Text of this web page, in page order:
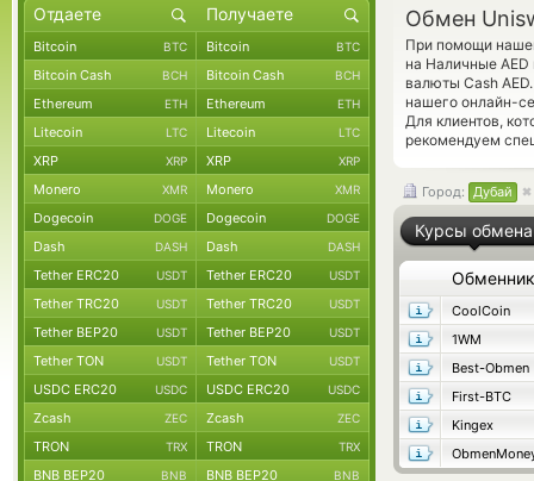
Обмен
При помощи
на Наличные AED
валюты Cash
нашего онлайн-
Для клиентов,
рекомендуем
Город: Дубай
Курсы обмена
Обменник
CoolCoin
1WM
Best-Obmen
First-BTC
Kingex
Bitcoin BTC Bitcoin BTC
Bitcoin Cash BCH Bitcoin Cash BCH
Ethereum ETH Ethereum ETH
Litecoin LTC Litecoin LTC
XRP XRP XRP XRP
Monero XMR Monero XMR
Dogecoin DOGE Dogecoin DOGE
Dash DASH Dash DASH
Tether ERC20 USDT Tether ERC20 USDT
Tether TRC20 USDT Tether TRC20 USDT
Tether BEP20 USDT Tether BEP20 USDT
Tether TON USDT Tether TON USDT
USDC ERC20 USDC USDC ERC20 USDC
Zcash ZEC Zcash ZEC
TRON TRX TRON TRX
BNB BEP20 BNB BNB BEP20 BNB